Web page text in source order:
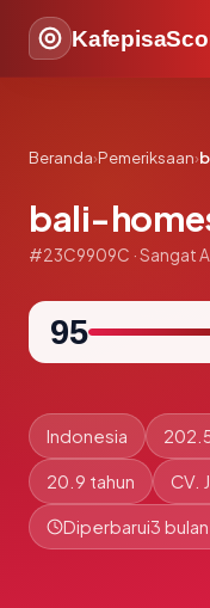
Beranda›Pemeriksaan›
bali-
#23C9909C · Sangat
95
Indonesia
20.9 tahun CV.
Diperbarui3